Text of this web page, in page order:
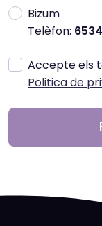
Bizum
Telèfon:
Accepte els
Politica de